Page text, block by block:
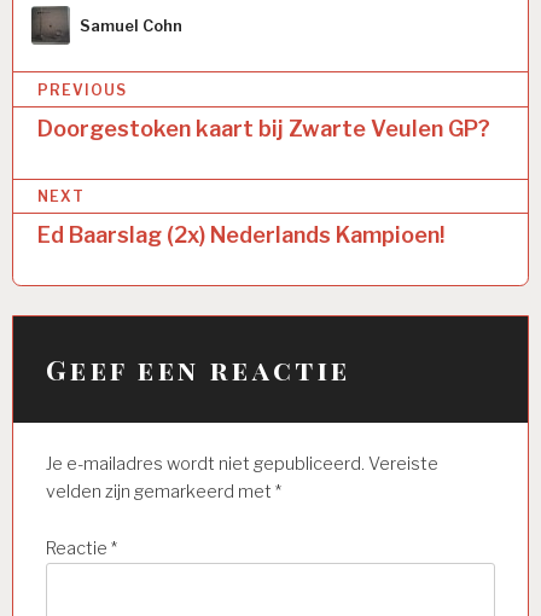
Author
Samuel Cohn
Bericht
navigatie
PREVIOUS
Doorgestoken kaart bij Zwarte Veulen GP?
NEXT
Ed Baarslag (2x) Nederlands Kampioen!
Geef een reactie
Je e-mailadres wordt niet gepubliceerd. Vereiste
velden zijn gemarkeerd met *
Reactie *